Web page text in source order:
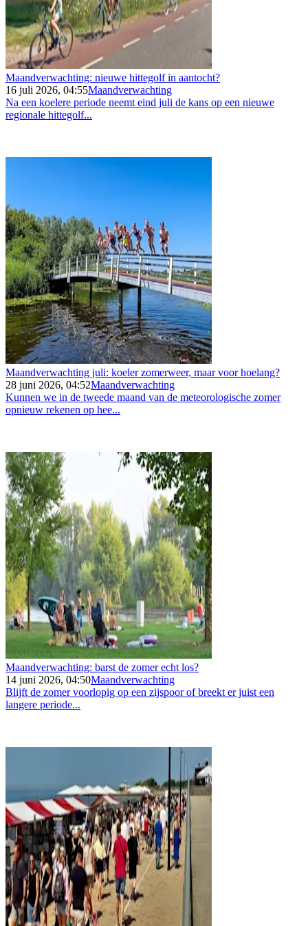
Maandverwachting: nieuwe hittegolf in aantocht?
16 juli 2026, 04:55Maandverwachting
Na een koelere periode neemt eind juli de kans op een nieuwe
regionale hittegolf...
Maandverwachting juli: koeler zomerweer, maar voor hoelang?
28 juni 2026, 04:52Maandverwachting
Kunnen we in de tweede maand van de meteorologische zomer
opnieuw rekenen op hee...
Maandverwachting: barst de zomer echt los?
14 juni 2026, 04:50Maandverwachting
Blijft de zomer voorlopig op een zijspoor of breekt er juist een
langere periode...